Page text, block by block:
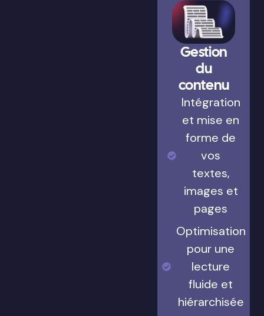
Gestion
du
contenu
Intégration
et mise en
forme de
vos
textes,
images et
pages
Optimisation
pour une
lecture
fluide et
hiérarchisée